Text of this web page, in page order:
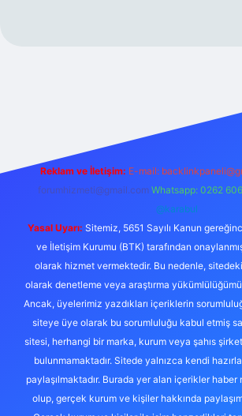
Reklam ve İletişim: E-mail:
forumhizmeti@gmail.com Whatsapp: 0262
@karabul
Yasal Uyarı: Sitemiz, 5651 Sayılı Kanun
ve İletişim Kurumu (BTK) tarafından
olarak hizmet vermektedir. Bu nedenle,
olarak denetleme veya araştırma
Ancak, üyelerimiz yazdıkları içeriklerin
siteye üye olarak bu sorumluluğu kabul etmiş
sitesi, herhangi bir marka, kurum veya şahıs
bulunmamaktadır. Sitede yalnızca kendi
paylaşılmaktadır. Burada yer alan içerikler haber
olup, gerçek kurum ve kişiler hakkında